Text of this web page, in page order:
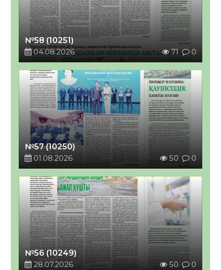
№58 (10251)
04.08.2026
71 0
№57 (10250)
01.08.2026
50 0
№56 (10249)
28.07.2026
50 0